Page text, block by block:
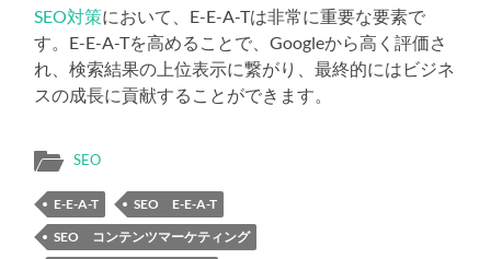
SEO対策において、E-E-A-Tは非常に重要な要素で
す。E-E-A-Tを高めることで、Googleから高く評価さ
れ、検索結果の上位表示に繋がり、最終的にはビジネ
スの成長に貢献することができます。
SEO
E-E-A-T
SEO E-E-A-T
SEO コンテンツマーケティング